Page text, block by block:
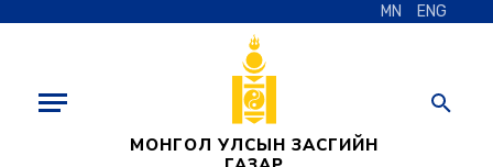
MN ENG
МОНГОЛ УЛСЫН ЗАСГИЙН